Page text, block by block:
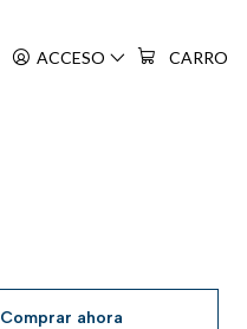
ACCESO CARRO
Comprar ahora